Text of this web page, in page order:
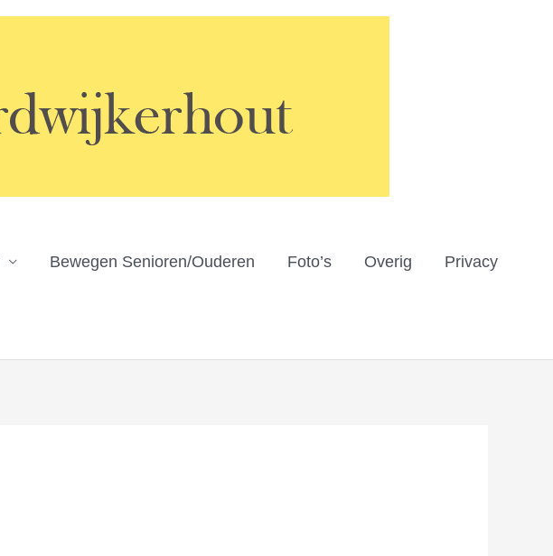
Bewegen Senioren/Ouderen Foto’s Overig Privacy